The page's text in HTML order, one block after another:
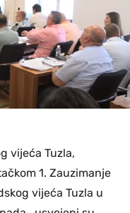
vijeća Tuzla,
1. Zauzimanje
vijeća Tuzla u